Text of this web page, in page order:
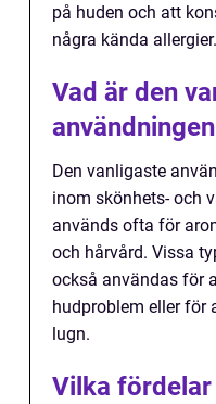
på huden och att
några kända allergier.
Vad är den
Den vanligaste
inom skönhets- och
används ofta för
och hårvård. Vissa
också användas för
hudproblem eller för
lugn.
Vilka